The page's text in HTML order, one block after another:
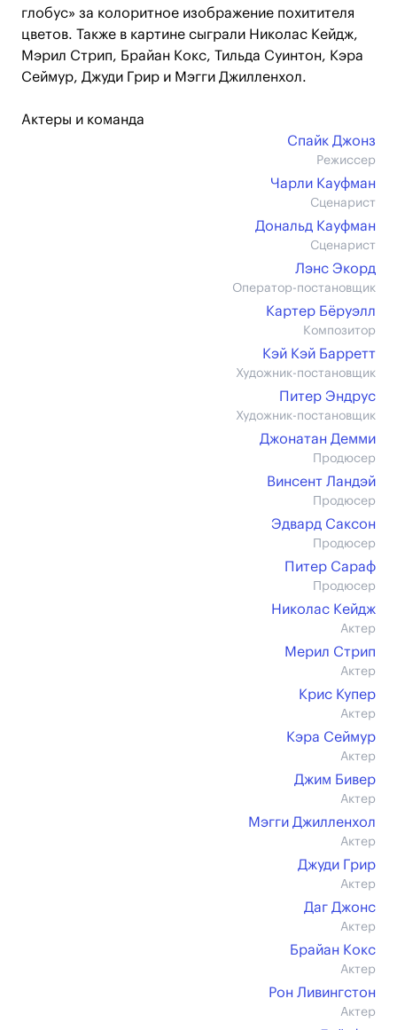
глобус» за колоритное изображение похитителя
цветов. Также в картине сыграли Николас Кейдж,
Мэрил Стрип, Брайан Кокс, Тильда Суинтон, Кэра
Сеймур, Джуди Грир и Мэгги Джилленхол.
Актеры и команда
Спайк Джонз
Режиссер
Чарли Кауфман
Сценарист
Дональд Кауфман
Сценарист
Лэнс Экорд
Оператор-постановщик
Картер Бёруэлл
Композитор
Кэй Кэй Барретт
Художник-постановщик
Питер Эндрус
Художник-постановщик
Джонатан Демми
Продюсер
Винсент Ландэй
Продюсер
Эдвард Саксон
Продюсер
Питер Сараф
Продюсер
Николас Кейдж
Актер
Мерил Стрип
Актер
Крис Купер
Актер
Кэра Сеймур
Актер
Джим Бивер
Актер
Мэгги Джилленхол
Актер
Джуди Грир
Актер
Даг Джонс
Актер
Брайан Кокс
Актер
Рон Ливингстон
Актер